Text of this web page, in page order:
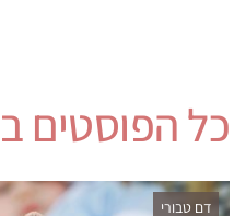
כל הפוסטים ב
דם טבורי